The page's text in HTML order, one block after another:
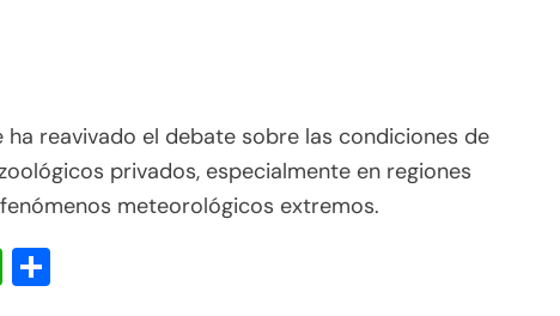
ha reavivado el debate sobre las condiciones de
privados, especialmente en regiones
meteorológicos extremos.
WhatsApp